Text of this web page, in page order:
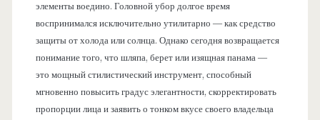
элементы воедино. Головной убор долгое время
воспринимался исключительно утилитарно — как средство
защиты от холода или солнца. Однако сегодня возвращается
понимание того, что шляпа, берет или изящная панама —
это мощный стилистический инструмент, способный
мгновенно повысить градус элегантности, скорректировать
пропорции лица и заявить о тонком вкусе своего владельца